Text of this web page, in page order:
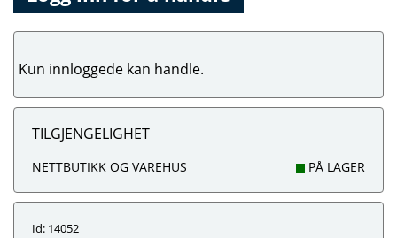
Kun innloggede kan handle.
TILGJENGELIGHET
NETTBUTIKK OG VAREHUS PÅ LAGER
Id: 14052